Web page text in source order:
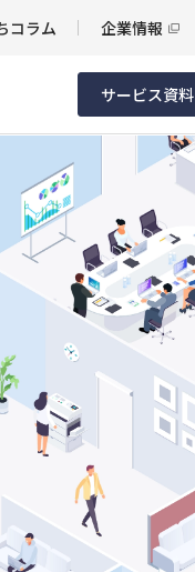
コラム 企業情報
サービス資料